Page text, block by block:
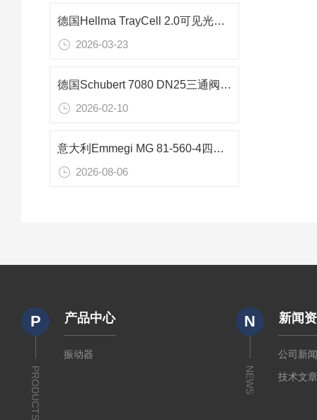
德国Hellma TrayCell 2.0可见光谱测量池：微量样品精准检测的优选方案
2026-03-23
德国Schubert 7080 DN25三通阀性能特点与应用
2026-02-10
意大利Emmegi MG 81-560-4四通道水油热交换器在船舶液压系统中的应用分析
2026-08-06
P
PRODUCTS
产品中心
振动器
N
NEWS
新闻
公司新
技术文